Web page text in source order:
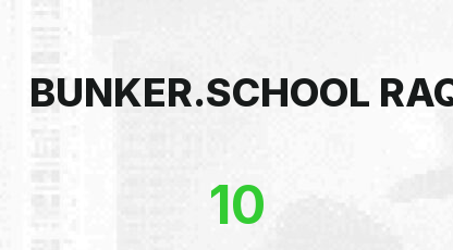
BUNKER.SCHOOL
10